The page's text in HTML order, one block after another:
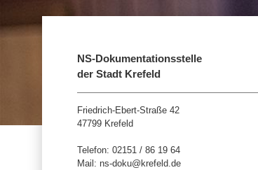
NS-Dokumentationsstelle
der Stadt Krefeld
Friedrich-Ebert-Straße 42
47799 Krefeld
Telefon: 02151 / 86 19 64
Mail: ns-doku@krefeld.de